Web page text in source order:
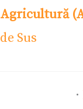
Agricultură
de Sus
·